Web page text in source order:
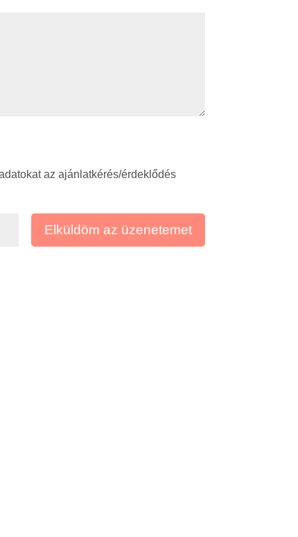
az ajánlatkérés/érdeklődés
Elküldöm az üzenetemet